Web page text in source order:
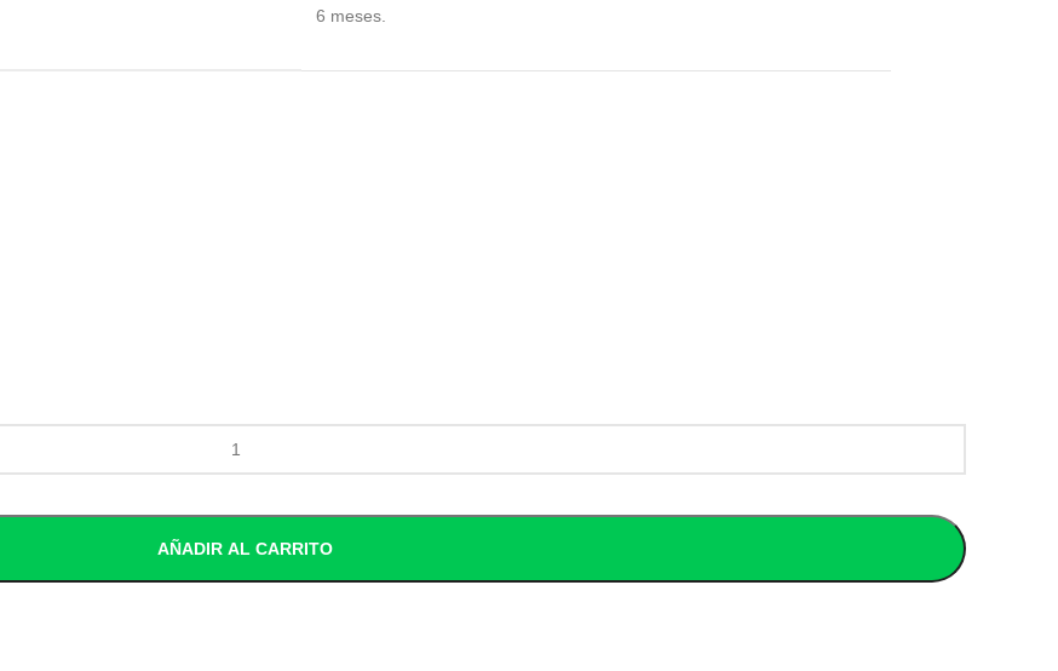
6 meses.
AÑADIR AL CARRITO